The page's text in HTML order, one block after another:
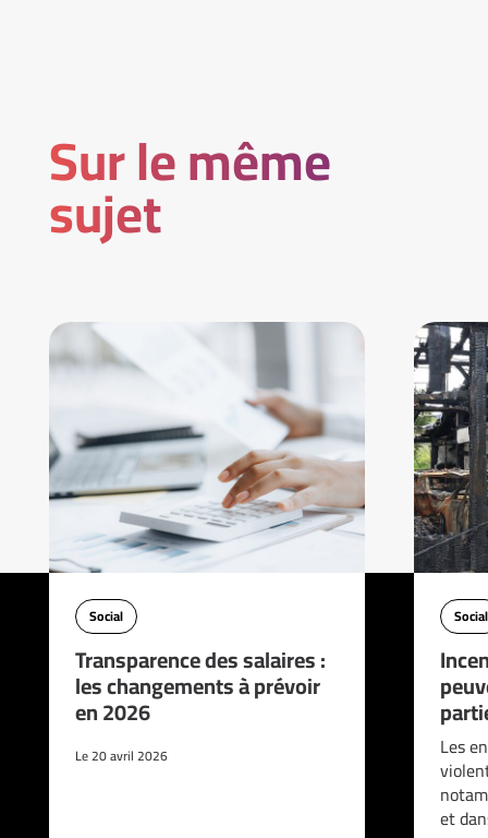
Sur le même
sujet
Social
Transparence des salaires :
les changements à prévoir
en 2026
Le 20 avril 2026
Social
Les
et